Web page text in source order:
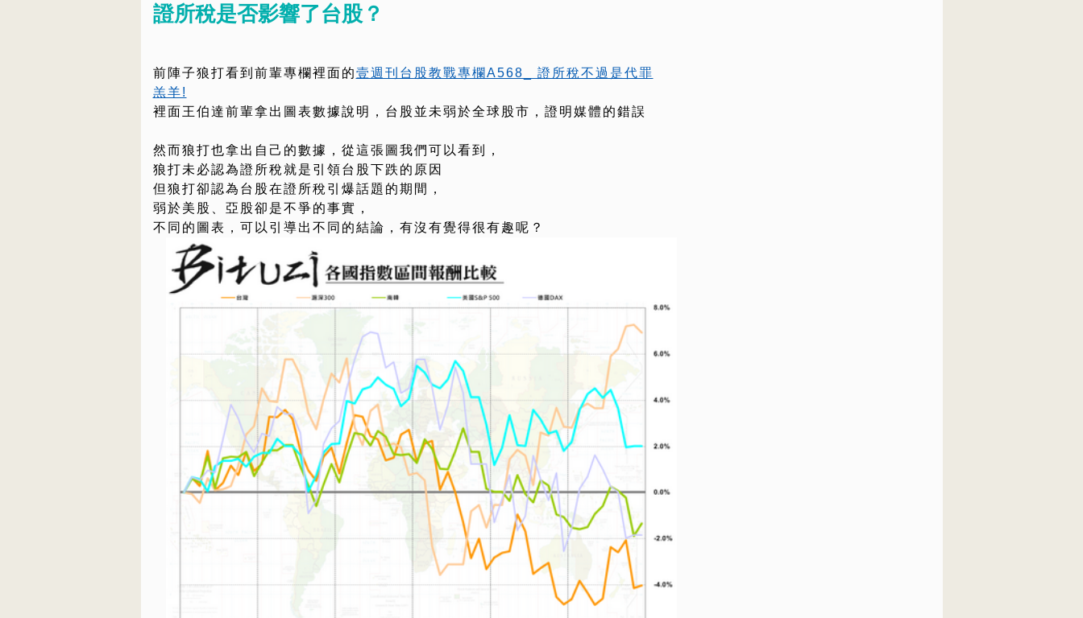
證所稅是否影響了台股？
前陣子狼打看到前輩專欄裡面的壹週刊台股教戰專欄A568_ 證所稅不過是代罪
羔羊!
裡面王伯達前輩拿出圖表數據說明，台股並未弱於全球股市，證明媒體的錯誤
然而狼打也拿出自己的數據，從這張圖我們可以看到，
狼打未必認為證所稅就是引領台股下跌的原因
但狼打卻認為台股在證所稅引爆話題的期間，
弱於美股、亞股卻是不爭的事實，
不同的圖表，可以引導出不同的結論，有沒有覺得很有趣呢？